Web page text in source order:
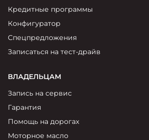
Кредитные программы
Конфигуратор
Спецпредложения
Записаться на тест-драйв
ВЛАДЕЛЬЦАМ
Запись на сервис
Гарантия
Помощь на дорогах
Моторное масло